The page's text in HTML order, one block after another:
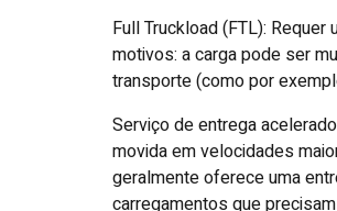
Full Truckload (FTL):
motivos: a carga pode ser
transporte (como por
Serviço de entrega
movida em velocidades
geralmente oferece uma
carregamentos que